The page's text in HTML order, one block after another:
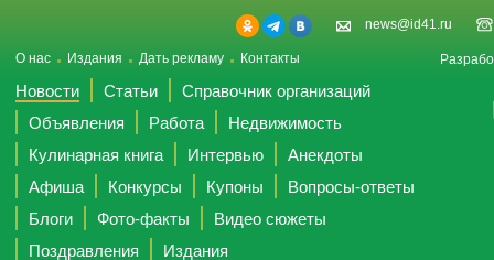
news@id41.ru
О нас Издания Дать рекламу Контакты
Новости Статьи
Справочник организаций
Объявления
Работа
Недвижимость
Кулинарная книга
Интервью
Анекдоты
Афиша
Конкурсы Купоны
Вопросы-ответы
Блоги
Фото-факты
Видео сюжеты
Поздравления
Издания